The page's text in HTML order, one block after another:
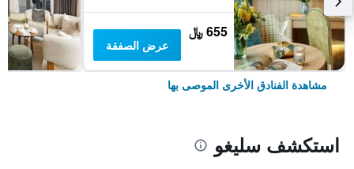
655 ﷼
عرض الصفقة
مشاهدة الفنادق الأخرى الموصى بها
استكشف سليغو